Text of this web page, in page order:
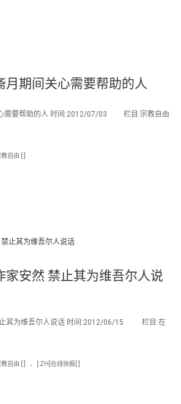
月期间关心需要帮助的人
需要帮助的人 时间:2012/07/03 栏目:宗教自由
自由 [:]
家安然 禁止其为维吾尔人说
止其为维吾尔人说话 时间:2012/06/15 栏目:在
自由 [:] . [:ZH]在线快报[:]